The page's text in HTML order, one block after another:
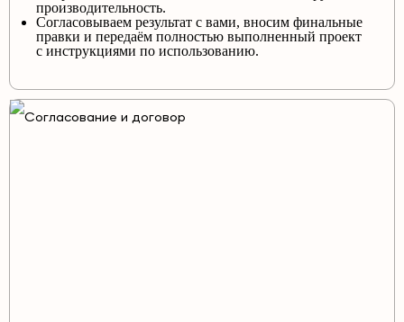
производительность.
Согласовываем результат с вами, вносим финальные
правки и передаём полностью выполненный проект
с инструкциями по использованию.